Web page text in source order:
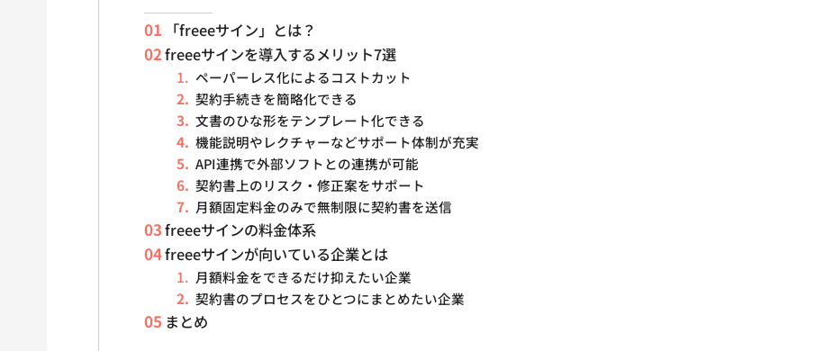
「freeeサイン」とは？
freeeサインを導入するメリット7選
ペーパーレス化によるコストカット
契約手続きを簡略化できる
文書のひな形をテンプレート化できる
機能説明やレクチャーなどサポート体制が充実
API連携で外部ソフトとの連携が可能
契約書上のリスク・修正案をサポート
月額固定料金のみで無制限に契約書を送信
freeeサインの料金体系
freeeサインが向いている企業とは
月額料金をできるだけ抑えたい企業
契約書のプロセスをひとつにまとめたい企業
まとめ